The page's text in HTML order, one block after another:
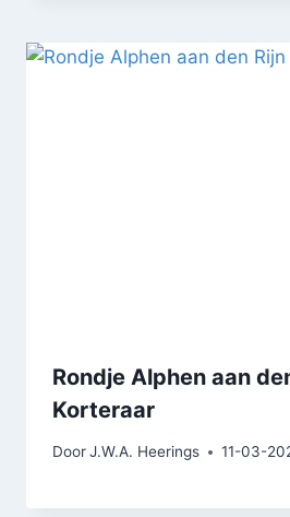
Rondje Alphen aan
Korteraar
DoorJ.W.A. Heerings 11-03-